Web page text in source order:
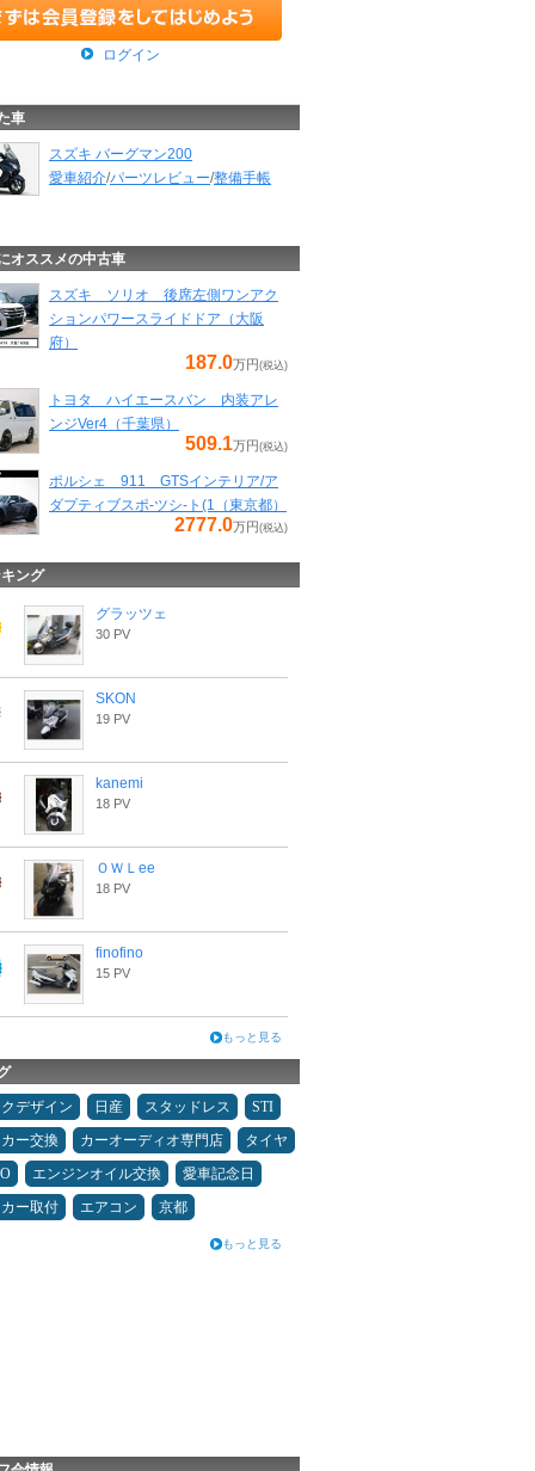
ログイン
車
スズキ バーグマン200
愛車紹介/パーツレビュー/整備手帳
オススメの中古車
スズキ ソリオ 後席左側ワンアク
ションパワースライドドア（大阪
府）
187.0万円 (税込)
トヨタ ハイエースバン 内装アレ
ンジVer4（千葉県）
509.1万円 (税込)
ポルシェ 911 GTSインテリア/ア
ダプティブスポ-ツシ-ト(1（東京都）
2777.0万円 (税込)
ング
グラッツェ
30 PV
SKON
19 PV
kanemi
18 PV
ＯＷＬee
18 PV
finofino
15 PV
もっと見る
デザイン 日産 スタッドレス
STI
ー交換
カーオーディオ専門店
タイヤ
エンジンオイル交換
愛車記念日
ー取付
エアコン 京都
もっと見る